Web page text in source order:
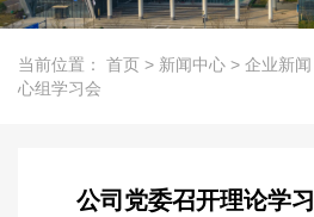
当前位置： 首页 > 新闻中心 > 企业新闻
心组学习会
公司党委召开理论学